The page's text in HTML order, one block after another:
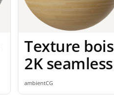
Texture bois
2K seamless
ambientCG